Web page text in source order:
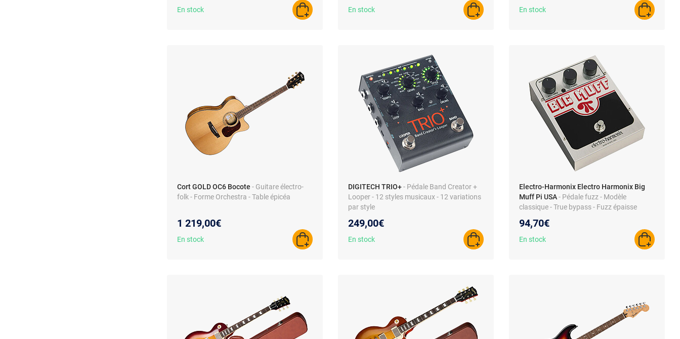
En stock
AJOUTER AU PANIER
En stock
AJOUTER AU PANIER
En stock
AJOUTER
Cort GOLD OC6 Bocote - Guitare électro-
folk - Forme Orchestra - Table épicéa
1 219,00€
En stock
AJOUTER AU PANIER
DIGITECH TRIO+- Pédale Band Creator +
Looper - 12 styles musicaux - 12 variations
par style
249,00€
En stock
AJOUTER AU PANIER
Electro-Harmonix Electro Harmonix Big
Muff Pi USA- Pédale fuzz - Modèle
classique - True bypass - Fuzz épaisse
94,70€
En stock
AJOUTER